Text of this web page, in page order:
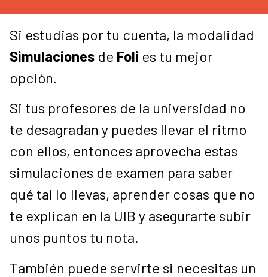
Si estudias por tu cuenta, la modalidad
Simulaciones de Foli es tu mejor
opción.
Si tus profesores de la universidad no
te desagradan y puedes llevar el ritmo
con ellos, entonces aprovecha estas
simulaciones de examen para saber
qué tal lo llevas, aprender cosas que no
te explican en la UIB y asegurarte subir
unos puntos tu nota.
También puede servirte si necesitas un